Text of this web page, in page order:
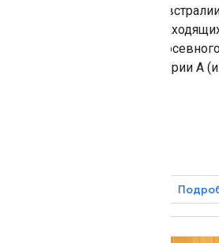
серии А